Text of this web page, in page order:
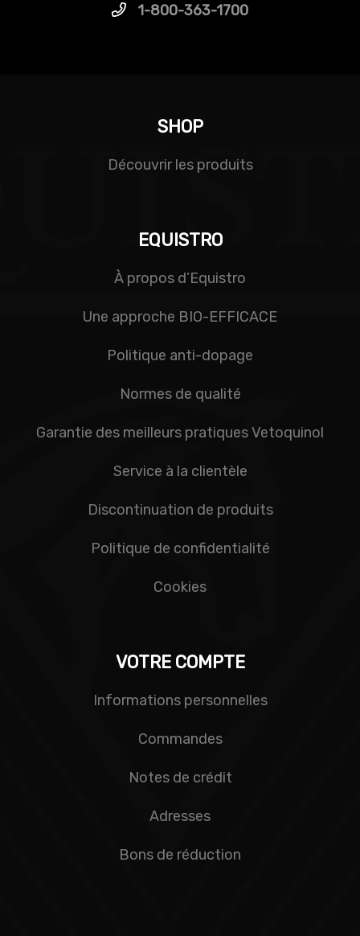
1-800-363-1700
SHOP
Découvrir les produits
EQUISTRO
À propos d’Equistro
Une approche BIO-EFFICACE
Politique anti-dopage
Normes de qualité
Garantie des meilleurs pratiques Vetoquinol
Service à la clientèle
Discontinuation de produits
Politique de confidentialité
Cookies
VOTRE COMPTE
Informations personnelles
Commandes
Notes de crédit
Adresses
Bons de réduction